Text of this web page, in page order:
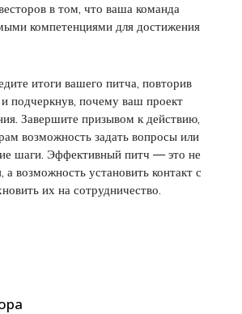
в том, что ваша команда
компетенциями для достижения
итоги вашего питча, повторив
подчеркнув, почему ваш проект
Завершите призывом к действию,
возможность задать вопросы или
шаги. Эффективный питч — это не
а возможность установить контакт с
их на сотрудничество.